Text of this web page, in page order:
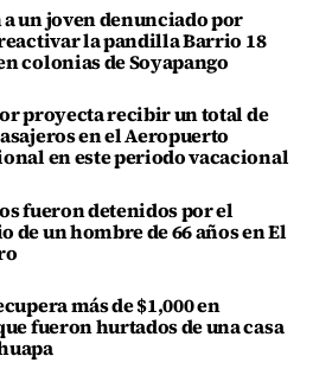
un joven denunciado por
la pandilla Barrio 18
colonias de Soyapango
proyecta recibir un total de
en el Aeropuerto
en este periodo vacacional
fueron detenidos por el
de un hombre de 66 años en El
más de $1,000 en
fueron hurtados de una casa